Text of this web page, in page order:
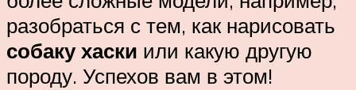
разобраться с тем, как нарисовать
собаку хаски или какую другую
породу. Успехов вам в этом!